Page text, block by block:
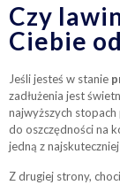
Czy
Ciebie
Jeśli jesteś w stanie
zadłużenia jest
najwyższych
do oszczędności na
jedną z
Z drugiej strony,